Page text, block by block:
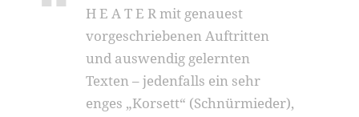
H E A T E R mit genauest
vorgeschriebenen Auftritten
und auswendig gelernten
Texten – jedenfalls ein sehr
enges „Korsett“ (Schnürmieder),